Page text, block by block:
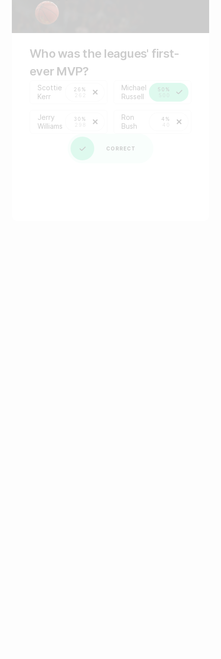
Who was the leagues' first-
ever MVP?
Scottie
Kerr
26%
Michael
Russell
50%
Jerry
Williams
30%
298
Ron
Bush
4%
CORRECT
MVP?
Michael Russell
Jerry Williams
Ron Bush
CORRECT
ever MVP?
Scottie Kerr
262
500
Jerry Williams